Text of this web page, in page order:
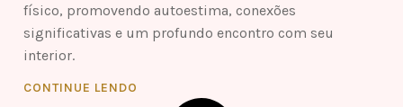
físico, promovendo autoestima, conexões
significativas e um profundo encontro com seu
interior.
CONTINUE LENDO